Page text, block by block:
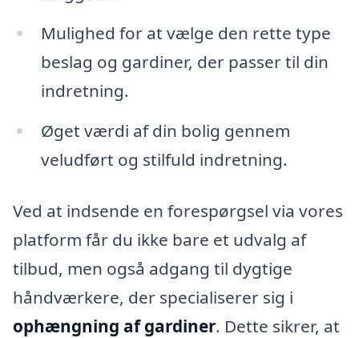
Mulighed for at vælge den rette type
beslag og gardiner, der passer til din
indretning.
Øget værdi af din bolig gennem
veludført og stilfuld indretning.
Ved at indsende en forespørgsel via vores
platform får du ikke bare et udvalg af
tilbud, men også adgang til dygtige
håndværkere, der specialiserer sig i
ophængning af gardiner. Dette sikrer, at